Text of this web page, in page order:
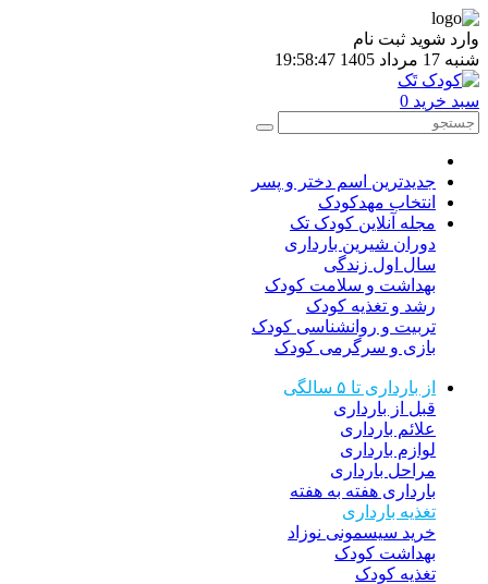
وارد شوید ثبت نام
شنبه 17 مرداد 1405
19:58:47
سبد خرید 0
جدیدترین اسم دختر و پسر
انتخاب مهدکودک
مجله آنلاین کودک تک
دوران شیرین بارداری
سال اول زندگی
بهداشت و سلامت کودک
رشد و تغذیه کودک
تربیت و روانشناسی کودک
بازی و سرگرمی کودک
از بارداری تا ۵ سالگی
قبل از بارداری
علائم بارداری
لوازم بارداری
مراحل بارداری
بارداری هفته به هفته
تغذیه بارداری
خرید سیسمونی نوزاد
بهداشت کودک
تغذیه کودک